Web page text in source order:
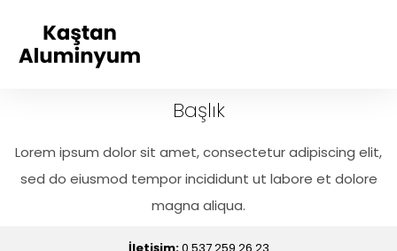
Başlık
Lorem ipsum dolor sit amet, consectetur adipiscing elit,
sed do eiusmod tempor incididunt ut labore et dolore
magna aliqua.